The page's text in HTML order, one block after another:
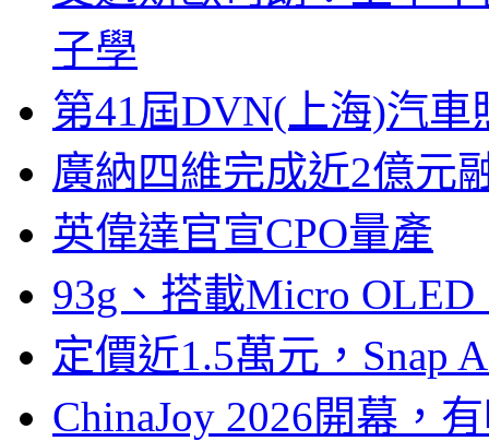
子學
第41屆DVN(上海)汽
廣納四維完成近2億元
英偉達官宣CPO量產
93g、搭載Micro
定價近1.5萬元，Snap
ChinaJoy 2026開幕，